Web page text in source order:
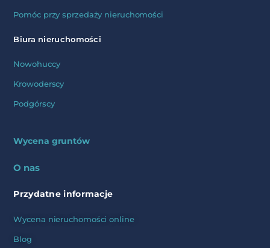
Pomóc przy sprzedaży nieruchomości
Biura nieruchomości
Nowohuccy
Krowoderscy
Podgórscy
Wycena gruntów
O nas
Przydatne informacje
Wycena nieruchomości online
Blog